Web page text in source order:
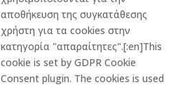
αποθήκευση της συγκατάθεσης
χρήστη για τα cookies στην
κατηγορία "απαραίτητες".[:en]This
cookie is set by GDPR Cookie
Consent plugin. The cookies is used